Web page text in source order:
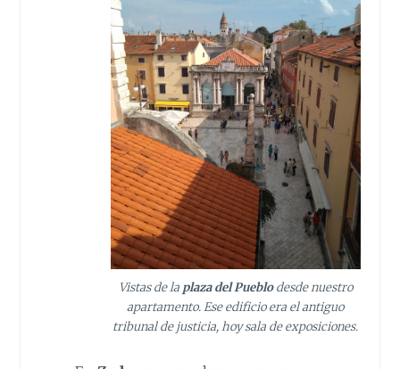
Vistas de la plaza del Pueblodesde nuestro
apartamento. Ese edificio era el antiguo
tribunal de justicia, hoy sala de exposiciones.